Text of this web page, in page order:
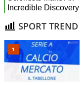
SPORT TREND